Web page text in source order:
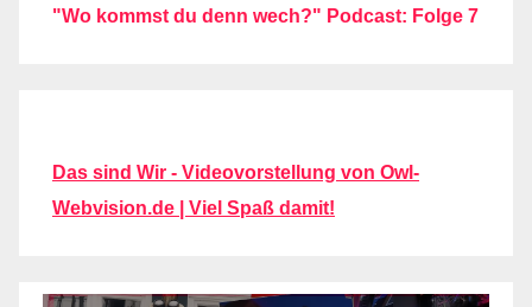
"Wo kommst du denn wech?" Podcast: Folge 7
Das sind Wir - Videovorstellung von Owl-
Webvision.de | Viel Spaß damit!